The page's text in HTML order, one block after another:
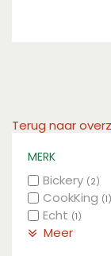
Terug naar
MERK
Bickery (2)
CookKing (1)
Echt (1)
Meer